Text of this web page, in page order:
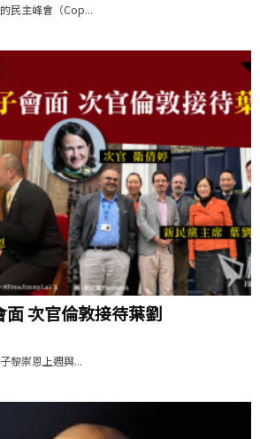
民主峰會（Cop...
次官倫敦接待葉劉
黎崇恩上週與...